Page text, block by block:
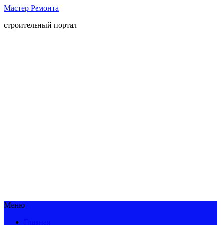
Мастер Ремонта
строительный портал
Меню